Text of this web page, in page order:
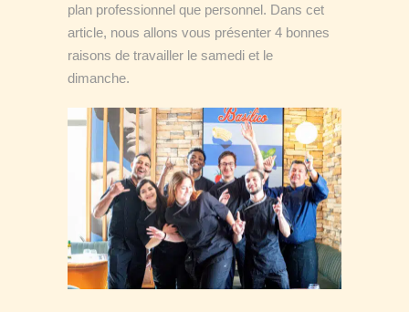
plan professionnel que personnel. Dans cet
article, nous allons vous présenter 4 bonnes
raisons de travailler le samedi et le
dimanche.